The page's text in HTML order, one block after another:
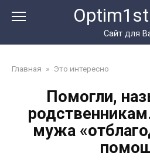
Сайт для
Главная » Это интересно
Помогли,
мужа